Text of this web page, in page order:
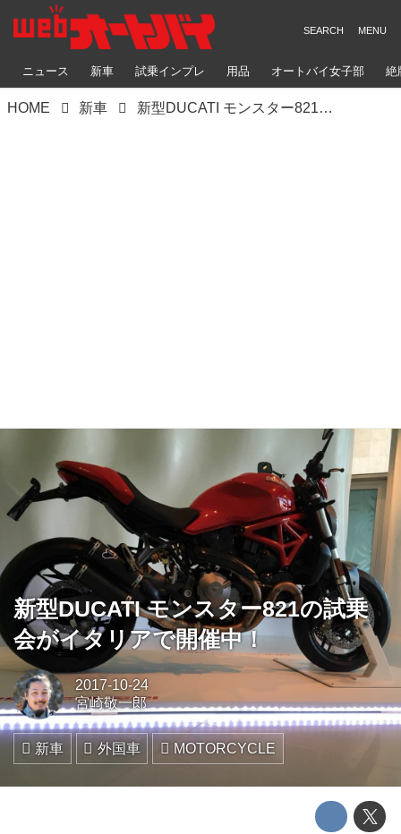
ニュース 新車 試乗インプレ 用品 オートバイ女子部 絶
HOME 新車 新型DUCATI モンスター821の試乗会がイタリアで開催中！
新型DUCATI モンスター821の試乗
会がイタリアで開催中！
2017-10-24
宮崎敬一郎
新車 外国車 MOTORCYCLE